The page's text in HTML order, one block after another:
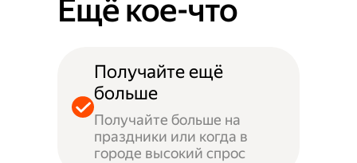
Ещё кое-что
Получайте ещё
больше
Получайте больше на
праздники или когда в
городе высокий спрос